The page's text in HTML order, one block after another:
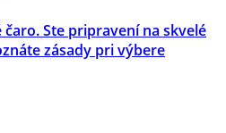
Ste pripravení na skvelé
zásady pri výbere